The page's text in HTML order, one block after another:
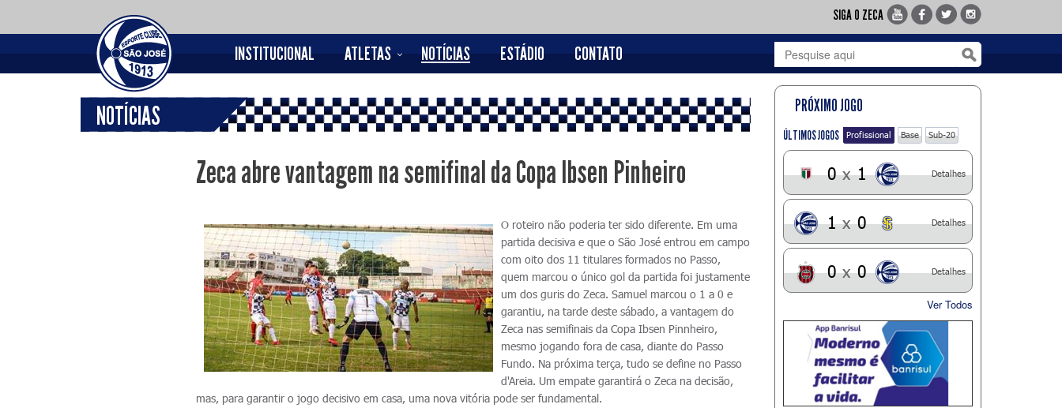
SIGA O ZECA
INSTITUCIONAL ATLETAS NOTÍCIAS ESTÁDIO CONTATO
NOTÍCIAS
Zeca abre vantagem na semifinal da Copa Ibsen Pinheiro
O roteiro não poderia ter sido diferente. Em uma
partida decisiva e que o São José entrou em campo
com oito dos 11 titulares formados no Passo,
quem marcou o único gol da partida foi justamente
um dos guris do Zeca. Samuel marcou o 1 a 0 e
garantiu, na tarde deste sábado, a vantagem do
Zeca nas semifinais da Copa Ibsen Pinnheiro,
mesmo jogando fora de casa, diante do Passo
Fundo. Na próxima terça, tudo se define no Passo
d'Areia. Um empate garantirá o Zeca na decisão,
mas, para garantir o jogo decisivo em casa, uma nova vitória pode ser fundamental.
PRÓXIMO JOGO
ÚLTIMOS JOGOS Profissional Base Sub-20
0 x 1 Detalhes
1 x 0 Detalhes
0 x 0 Detalhes
Ver Todos